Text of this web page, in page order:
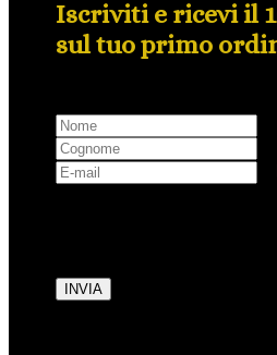
Iscriviti e ricevi il
sul tuo primo
dei dati personali
INVIA